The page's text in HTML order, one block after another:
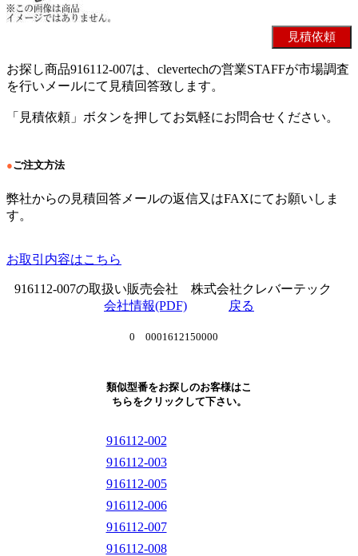
お探し商品916112-007は、clevertechの営業STAFFが市場調査
を行いメールにて見積回答致します。
「見積依頼」ボタンを押してお気軽にお問合せください。
●ご注文方法
弊社からの見積回答メールの返信又はFAXにてお願いしま
す。
お取引内容はこちら
916112-007の取扱い販売会社 株式会社クレバーテック
会社情報(PDF)
戻る
0 0001612150000
類似型番をお探しのお客様はこ
ちらをクリックして下さい。
916112-002
916112-003
916112-005
916112-006
916112-007
916112-008